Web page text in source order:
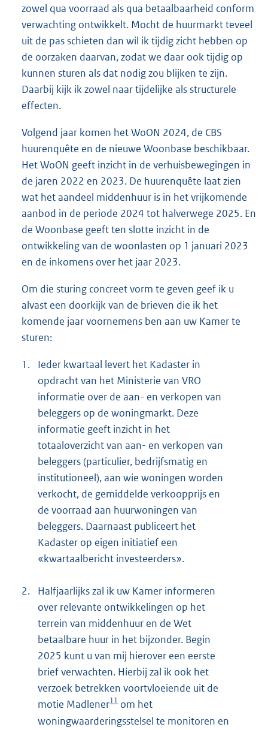
zowel qua voorraad als qua betaalbaarheid conform
verwachting ontwikkelt. Mocht de huurmarkt teveel
uit de pas schieten dan wil ik tijdig zicht hebben op
de oorzaken daarvan, zodat we daar ook tijdig op
kunnen sturen als dat nodig zou blijken te zijn.
Daarbij kijk ik zowel naar tijdelijke als structurele
effecten.
Volgend jaar komen het WoON 2024, de CBS
huurenquête en de nieuwe Woonbase beschikbaar.
Het WoON geeft inzicht in de verhuisbewegingen in
de jaren 2022 en 2023. De huurenquête laat zien
wat het aandeel middenhuur is in het vrijkomende
aanbod in de periode 2024 tot halverwege 2025. En
de Woonbase geeft ten slotte inzicht in de
ontwikkeling van de woonlasten op 1 januari 2023
en de inkomens over het jaar 2023.
Om die sturing concreet vorm te geven geef ik u
alvast een doorkijk van de brieven die ik het
komende jaar voornemens ben aan uw Kamer te
sturen:
1.
Ieder kwartaal levert het Kadaster in
opdracht van het Ministerie van VRO
informatie over de aan- en verkopen van
beleggers op de woningmarkt. Deze
informatie geeft inzicht in het
totaaloverzicht van aan- en verkopen van
beleggers (particulier, bedrijfsmatig en
institutioneel), aan wie woningen worden
verkocht, de gemiddelde verkoopprijs en
de voorraad aan huurwoningen van
beleggers. Daarnaast publiceert het
Kadaster op eigen initiatief een
«kwartaalbericht investeerders».
2.
Halfjaarlijks zal ik uw Kamer informeren
over relevante ontwikkelingen op het
terrein van middenhuur en de Wet
betaalbare huur in het bijzonder. Begin
2025 kunt u van mij hierover een eerste
brief verwachten. Hierbij zal ik ook het
verzoek betrekken voortvloeiende uit de
motie Madlener11 om het
woningwaarderingsstelsel te monitoren en